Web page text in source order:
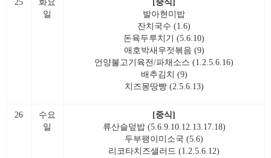
25
화요
일
[중식]
발아현미밥
잔치국수 (1.6)
돈육두루치기 (5.6.10)
애호박새우젓볶음 (9)
언양불고기육전/파채소스 (1.2.5.6.16)
배추김치 (9)
치즈몽땅빵 (2.5.6.13)
26
수요
일
[중식]
류산슬덮밥 (5.6.9.10.12.13.17.18)
두부팽이미소국 (5.6)
리코타치즈샐러드 (1.2.5.6.12)